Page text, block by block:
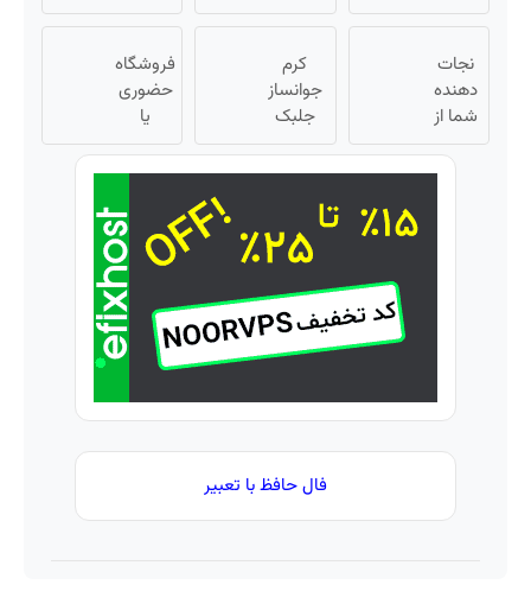
ترمیم
23 روزه
ساخت!
سود و
قرص و
فروشندگان
میلیارد وام
بگیر
به
اقساطی
بفروشید
نجات
دهنده
شما از
پیری!
کرم
کرم
جوانساز
جلبک
اسپیرولینا
با تخفیف
فروشگاه
حضوری
یا
اینترنتی
داری؟
محصول
و
خدماتت
بفروش
فال حافظ با تعبیر